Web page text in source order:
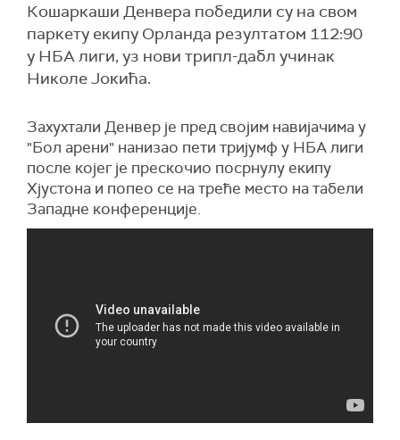
Кошаркаши Денвера победили су на свом
паркету екипу Орланда резултатом 112:90
у НБА лиги, уз нови трипл-дабл учинак
Николе Јокића.
Захухтали Денвер је пред својим навијачима у
"Бол арени" нанизао пети тријумф у НБА лиги
после којег је прескочио посрнулу екипу
Хјустона и попео се на треће место на табели
Западне конференције.